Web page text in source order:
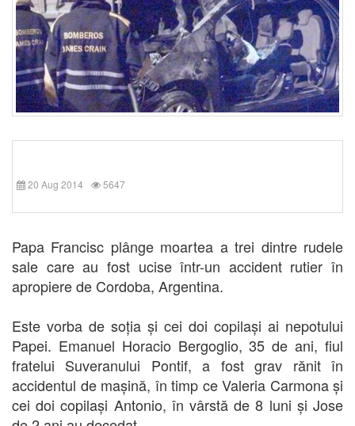
20 Aug 2014 5647
Papa Francisc plânge moartea a trei dintre rudele
sale care au fost ucise într-un accident rutier în
apropiere de Cordoba, Argentina.
Este vorba de soția și cei doi copilași ai nepotului
Papei. Emanuel Horacio Bergoglio, 35 de ani, fiul
fratelui Suveranului Pontif, a fost grav rănit în
accidentul de mașină, în timp ce Valeria Carmona și
cei doi copilași Antonio, în vârstă de 8 luni și Jose